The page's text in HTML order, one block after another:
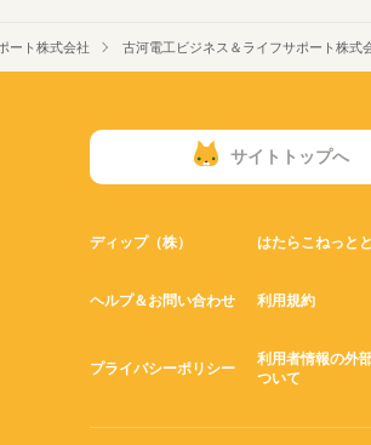
ート株式会社 古河電工ビジネス＆ライフサポート株式
サイトトップへ
ディップ（株） はたらこねっと
ヘルプ＆お問い合わせ 利用規約
プライバシーポリシー
利用者情報の外
ついて